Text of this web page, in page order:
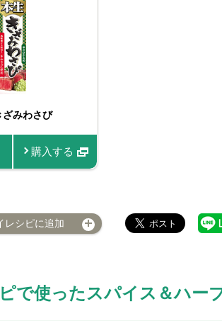
ざみわさび
購入する
レシピに追加
で使ったスパイス＆ハー